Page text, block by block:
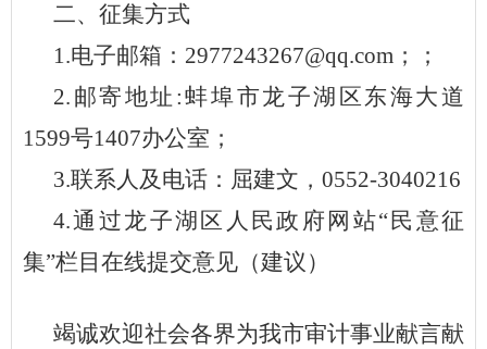
二、征集方式
1.电子邮箱： 2977243267@qq.com；
；
2.邮寄地址:蚌埠市龙子湖区东海大道
1599号1407办公室 ；
3.联系人及电话： 屈建文 ， 0552-3040216
4.通过龙子湖区人民政府网站“民意征
集”栏目在线提交意见（建议）
竭诚欢迎社会各界为我市审计事业献言献